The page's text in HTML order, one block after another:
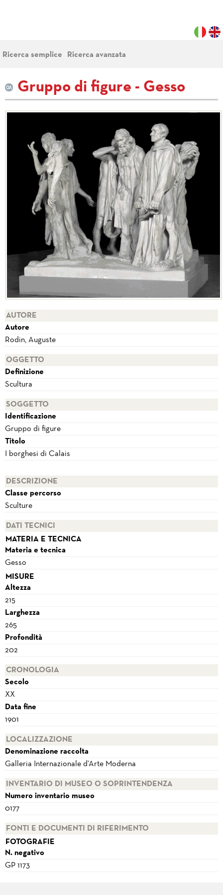
Ricerca semplice Ricerca avanzata
Gruppo di figure - Gesso
AUTORE
Autore
Rodin, Auguste
OGGETTO
Definizione
Scultura
SOGGETTO
Identificazione
Gruppo di figure
Titolo
I borghesi di Calais
DESCRIZIONE
Classe percorso
Sculture
DATI TECNICI
MATERIA E TECNICA
Materia e tecnica
Gesso
MISURE
Altezza
215
Larghezza
265
Profondità
202
CRONOLOGIA
Secolo
XX
Data fine
1901
LOCALIZZAZIONE
Denominazione raccolta
Galleria Internazionale d'Arte Moderna
INVENTARIO DI MUSEO O SOPRINTENDENZA
Numero inventario museo
0177
FONTI E DOCUMENTI DI RIFERIMENTO
FOTOGRAFIE
N. negativo
GP 1173